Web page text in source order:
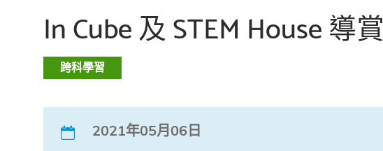
In Cube 及 STEM House 導賞
跨科學習
2021年05月06日